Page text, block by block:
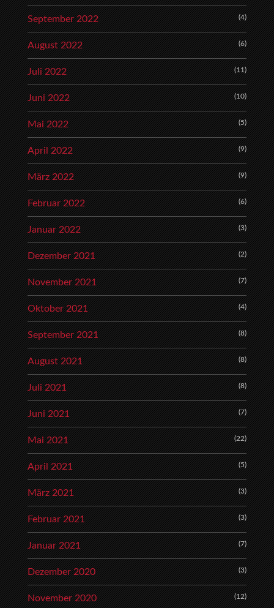
September 2022 (4)
August 2022 (6)
Juli 2022 (11)
Juni 2022 (10)
Mai 2022 (5)
April 2022 (9)
März 2022 (9)
Februar 2022 (6)
Januar 2022 (3)
Dezember 2021 (2)
November 2021 (7)
Oktober 2021 (4)
September 2021 (8)
August 2021 (8)
Juli 2021 (8)
Juni 2021 (7)
Mai 2021 (22)
April 2021 (5)
März 2021 (3)
Februar 2021 (3)
Januar 2021 (7)
Dezember 2020 (3)
November 2020 (12)